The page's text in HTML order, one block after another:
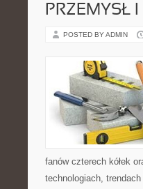
PRZEMYSŁ
POSTED BY ADMIN
fanów czterech kółek
technologiach,